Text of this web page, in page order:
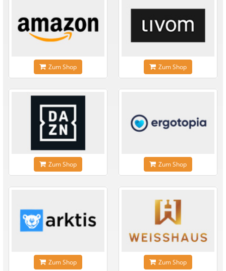
Zum Shop Zum Shop
Zum Shop Zum Shop
Zum Shop Zum Shop